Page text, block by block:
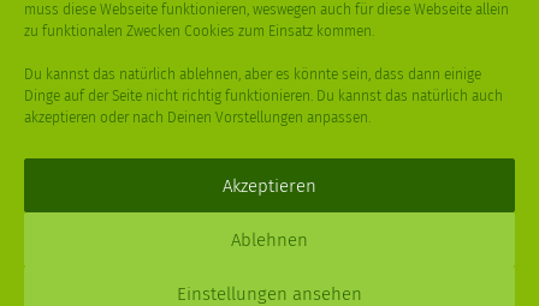
muss diese Webseite funktionieren, weswegen auch für diese Webseite allein
zu funktionalen Zwecken Cookies zum Einsatz kommen.
Du kannst das natürlich ablehnen, aber es könnte sein, dass dann einige
Dinge auf der Seite nicht richtig funktionieren. Du kannst das natürlich auch
akzeptieren oder nach Deinen Vorstellungen anpassen.
Akzeptieren
Ablehnen
Einstellungen ansehen
WEIHNACHTSBAUM WINTER
XPDT : Marken & Kommunikation